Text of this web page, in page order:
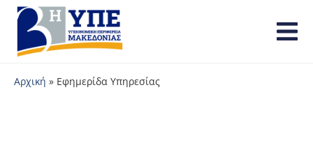
Αρχική » Εφημερίδα Υπηρεσίας